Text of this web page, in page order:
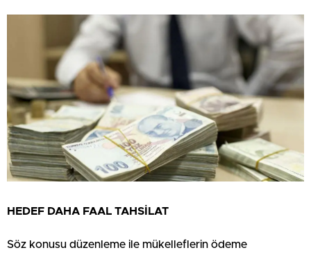
HEDEF DAHA FAAL TAHSİLAT
Söz konusu düzenleme ile mükelleflerin ödeme